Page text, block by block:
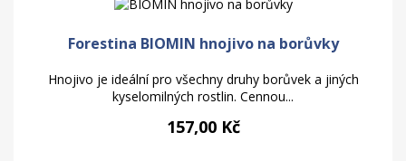
Forestina BIOMIN hnojivo na borůvky
Hnojivo je ideální pro všechny druhy borůvek a jiných
kyselomilných rostlin. Cennou...
157,00 Kč